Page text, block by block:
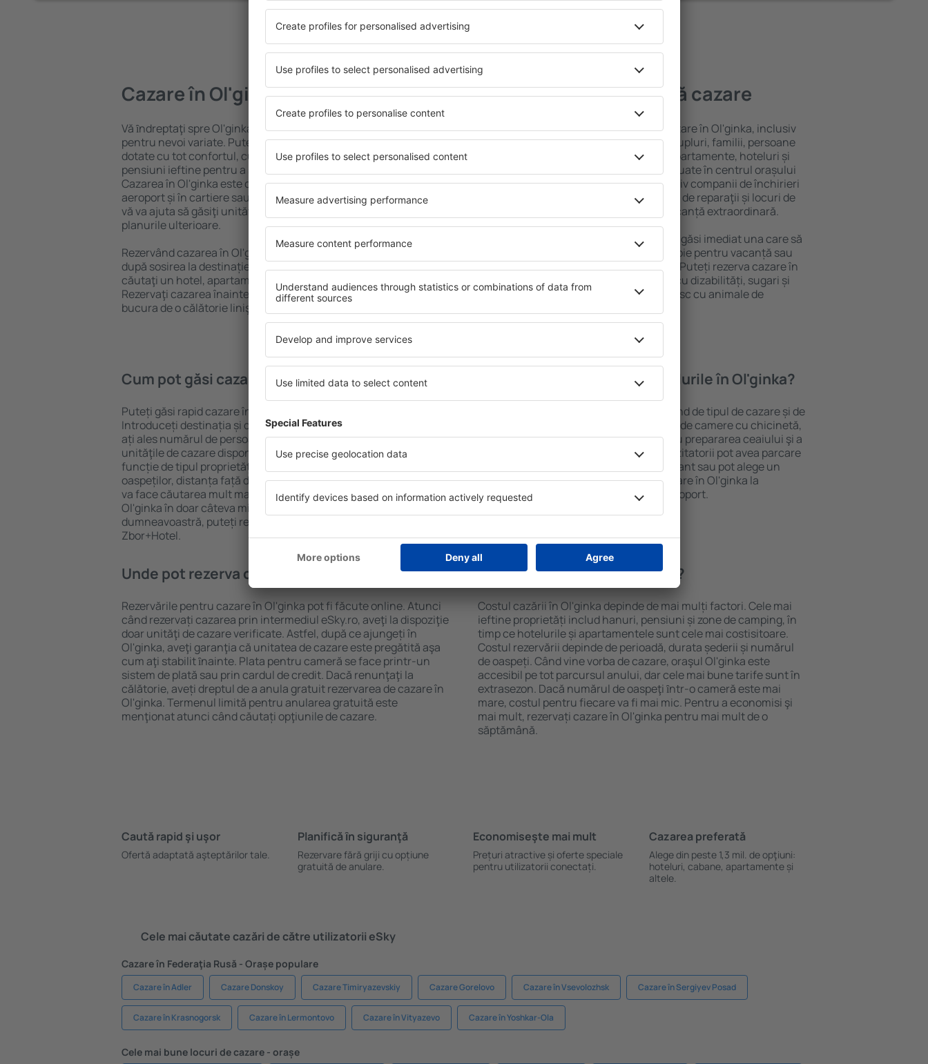
Vedeţi mai multe oferte în Ol'ginka
Cazare în Ol'ginka
Vă ȋndreptaţi spre Ol'ginka? Găsiți cazare pentru fiecare buget şi
pentru nevoi variate. Puteți beneficia de proprietăți spațioase,
dotate cu tot confortul, cu numeroase facilități, precum și de
pensiuni ieftine pentru a sta câteva zile în timpul unui city break.
Cazarea în Ol'ginka este disponibilă în centrul orașului, lângă
aeroport și în cartiere sau regiuni mai puțin populare. Acest lucru
vă va ajuta să găsiţi unităţi de cazare în funcție de nevoi și de
planurile ulterioare.
Rezervând cazarea în Ol'ginka mai devreme, aveți garanţia că
după sosirea la destinație vă puteţi relaxa, fără a fi nevoie să
căutaţi un hotel, apartament sau altă unitate de cazare.
Rezervaţi cazarea înainte de călătoria spre Ol'ginka și vă veţi
bucura de o călătorie liniştită.
Ol'ginka – cea mai bună cazare
Puteți alege dintr-o ofertă variată de cazare în Ol'ginka, inclusiv
proprietăți pentru o singură persoană, cupluri, familii, persoane
ȋn vârstă și grupuri. Oaspeţii pot sta în apartamente, hoteluri și
pensiuni care oferă intimitate și sunt situate în centrul orașului
Ol'ginka. Facilitățile din apropiere, inclusiv companii de închirieri
auto, transport public, magazine, centre de reparaţii și locuri de
relaxare sau distracţie, garantează o vacanță extraordinară.
Dacă doriţi cazare de lux în Ol'ginka, veţi găsi imediat una care să
se potrivească. Veți găsi tot ce aveți nevoie pentru vacanță sau
călătoria de afaceri la destinația aleasă. Puteți rezerva cazare în
Ol'ginka cu facilități pentru persoanele cu dizabilități, sugari și
copii, precum și pentru cei care călătoresc cu animale de
Cum pot găsi cazare în Ol'ginka?
Puteți găsi rapid cazare în Ol'ginka folosind un motor de căutare.
Introduceți destinația și datele de check-in și check-out. După ce
ați ales numărul de persoane, motorul de căutare va afișa
unităţile de cazare disponibile în Ol'ginka. Filtrarea rezultatelor în
funcție de tipul proprietăţii, numărul de stele, evaluările
oaspeților, distanța față de centru și opțiunea de anulare gratuită
va face căutarea mult mai ușoară. Astfel veți putea găsi cazare în
Ol'ginka în doar câteva minute. În funcție de nevoile
dumneavoastră, puteți rezerva doar cazare sau un pachet
Zbor+Hotel.
Ce fel de facilităţi oferă hotelurile în Ol'ginka?
Facilitățile proprietăţilor în Ol'ginka depind de tipul de cazare și de
numărul de stele. Oaspeții pot beneficia de camere cu chicinetă,
balcon, aer condiționat, ustensile pentru prepararea ceaiului şi a
cafelei, prosoape și acces la internet. Vizitatorii pot avea parcare
gratuită, pot comanda o masă la restaurant sau pot alege un
hotel cu piscină. În plus, pot rezerva cazare în Ol'ginka la
proprietăți care oferă transport de la aeroport.
Unde pot rezerva cazare în Ol'ginka?
Rezervările pentru cazare în Ol'ginka pot fi făcute online. Atunci
când rezervați cazarea prin intermediul eSky.ro, aveţi la dispoziţie
doar unităţi de cazare verificate. Astfel, după ce ajungeți în
Ol'ginka, aveţi garanţia că unitatea de cazare este pregătită aşa
cum aţi stabilit ȋnainte. Plata pentru cameră se face printr-un
sistem de plată sau prin cardul de credit. Dacă renunţaţi la
călătorie, aveți dreptul de a anula gratuit rezervarea de cazare în
Ol'ginka. Termenul limită pentru anularea gratuită este
menţionat atunci când căutați opţiunile de cazare.
Cât costă cazarea în Ol'ginka?
Costul cazării în Ol'ginka depinde de mai mulți factori. Cele mai
ieftine proprietăți includ hanuri, pensiuni și zone de camping, în
timp ce hotelurile și apartamentele sunt cele mai costisitoare.
Costul rezervării depinde de perioadă, durata șederii și numărul
de oaspeți. Când vine vorba de cazare, oraşul Ol'ginka este
accesibil pe tot parcursul anului, dar cele mai bune tarife sunt în
extrasezon. Dacă numărul de oaspeţi ȋntr-o cameră este mai
mare, costul pentru fiecare va fi mai mic. Pentru a economisi şi
mai mult, rezervați cazare în Ol'ginka pentru mai mult de o
săptămână.
Caută rapid şi uşor
Ofertă adaptată aşteptărilor tale.
Planifică ȋn siguranţă
Rezervare fără griji cu opțiune
gratuită de anulare.
Economiseşte mai mult
Prețuri atractive și oferte speciale
pentru utilizatorii conectați.
Cazarea preferată
Alege din peste 1,3 mil. de opţiuni:
hoteluri, cabane, apartamente și
altele.
Cele mai căutate cazări de către utilizatorii eSky
Cazare în Federaţia Rusă - Orașe populare
Cazare în Adler Cazare Donskoy Cazare Timiryazevskiy Cazare Gorelovo Cazare în Vsevolozhsk Cazare în Sergiyev Posad
Cazare în Krasnogorsk Cazare în Lermontovo Cazare în Vityazevo Cazare în Yoshkar-Ola
Cele mai bune locuri de cazare - orașe